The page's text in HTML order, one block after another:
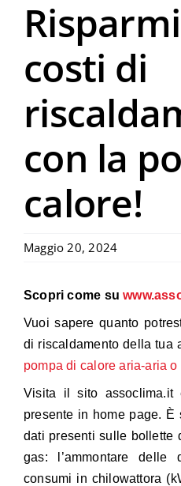
Progettisti
Archivio Video
costi di
con la
calore!
Maggio 20, 2024
Scopri come su
Vuoi sapere quanto
di riscaldamento della tua
pompa di calore aria-aria o
Visita il sito assoclima.it
presente in home page. È
dati presenti sulle bollette
gas: l’ammontare
consumi in chilowattora